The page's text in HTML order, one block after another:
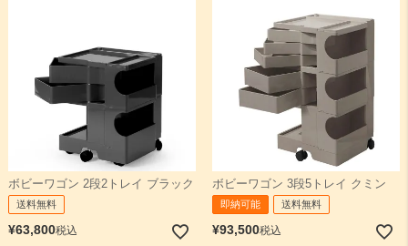
ボビーワゴン 2段2トレイ ブラック
送料無料
¥63,800税込
ボビーワゴン 3段5トレイ クミン
即納可能 送料無料
¥93,500税込